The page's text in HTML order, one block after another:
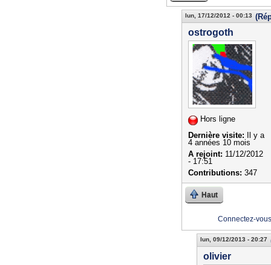
lun, 17/12/2012 - 00:13
ostrogoth
Hors ligne
Dernière visite: Il y a
4 années 10 mois
A rejoint: 11/12/2012
- 17:51
Contributions: 347
Haut
Connectez-vous
lun, 09/12/2013 - 20:27
olivier